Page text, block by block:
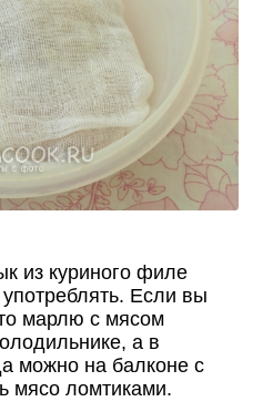
из куриного филе
Если вы
марлю с мясом
а в
можно на балконе с
мясо ломтиками.